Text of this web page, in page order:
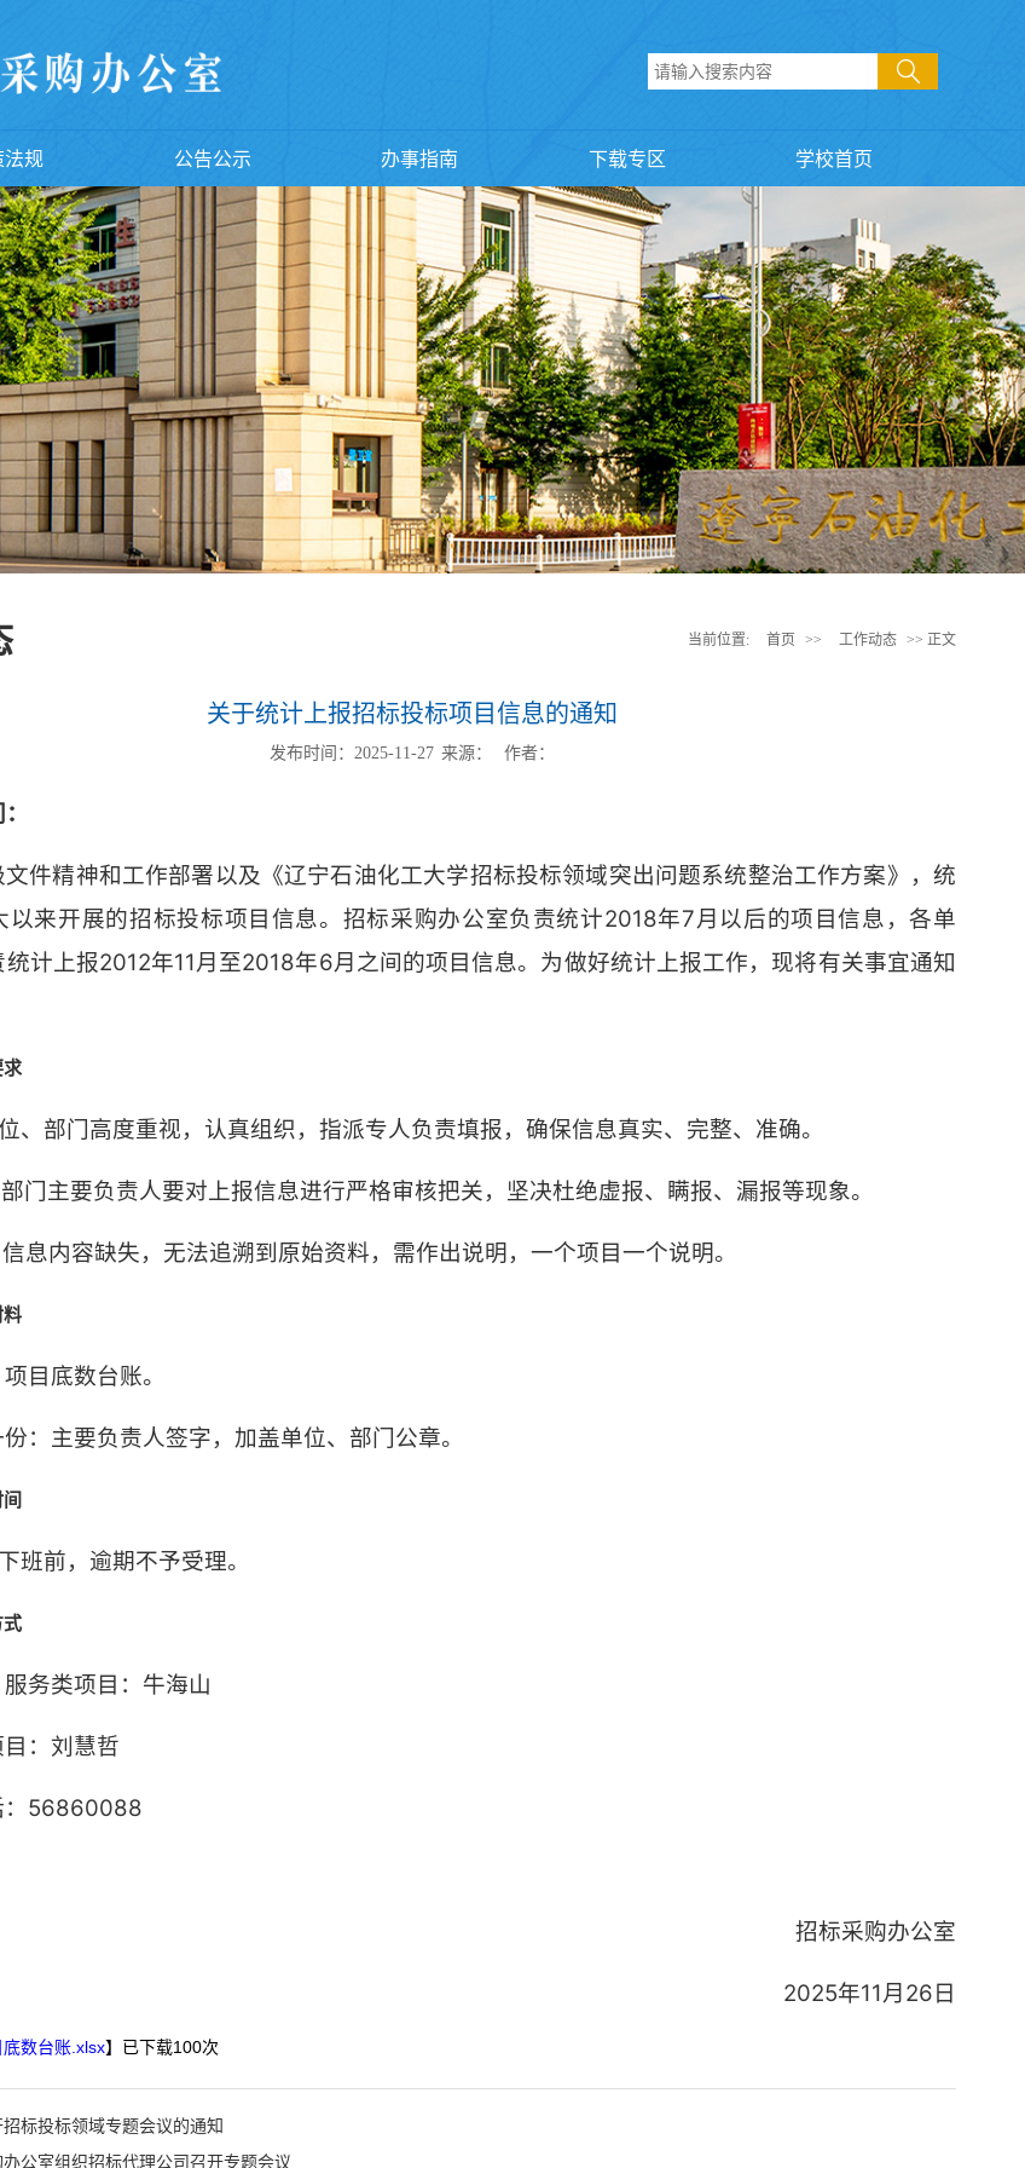
法规 公告公示 办事指南 下载专区 学校首页
当前位置: 首页 >> 工作动态 >> 正文
关于统计上报招标投标项目信息的通知
发布时间：2025-11-27 来源： 作者：
件精神和工作部署以及《辽宁石油化工大学招标投标领域突出问题系统整治工作方案》，统
以来开展的招标投标项目信息。招标采购办公室负责统计2018年7月以后的项目信息，各单
计上报2012年11月至2018年6月之间的项目信息。为做好统计上报工作，现将有关事宜通知
求
、部门高度重视，认真组织，指派专人负责填报，确保信息真实、完整、准确。
门主要负责人要对上报信息进行严格审核把关，坚决杜绝虚报、瞒报、漏报等现象。
息内容缺失，无法追溯到原始资料，需作出说明，一个项目一个说明。
料
目底数台账。
：主要负责人签字，加盖单位、部门公章。
班前，逾期不予受理。
式
务类项目：牛海山
：刘慧哲
：56860088
招标采购办公室
2025年11月26日
底数台账.xlsx】已下载100次
招标投标领域专题会议的通知
公室组织招标代理公司召开专题会议